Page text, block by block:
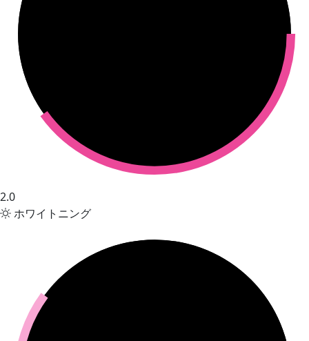
2.0
ホワイトニング